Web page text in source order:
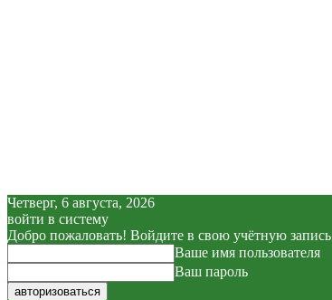
Четверг, 6 августа, 2026
войти в систему
Добро пожаловать! Войдите в свою учётную запись
Ваше имя пользователя
Ваш пароль